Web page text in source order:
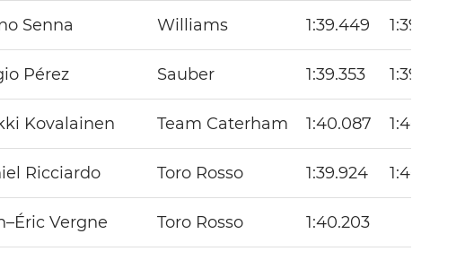
Senna Williams 1:39.449 1:39.207
Pérez Sauber 1:39.353 1:39.358
Kovalainen Team Caterham 1:40.087 1:40.295
Ricciardo Toro Rosso 1:39.924 1:40.358
Vergne Toro Rosso 1:40.203